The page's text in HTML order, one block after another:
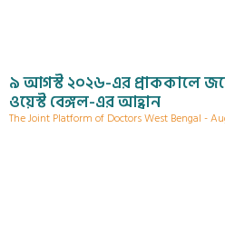
৯ আগস্ট ২০২৬-এর প্রাককালে
ওয়েস্ট বেঙ্গল-এর আহ্বান
The Joint Platform of Doctors West Bengal